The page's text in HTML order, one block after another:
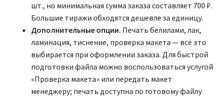
шт., но минимальная сумма заказа составляет 700 ₽.
Большие тиражи обходятся дешевле за единицу.
Дополнительные опции. Печать белилами, лак,
ламинация, тиснение, проверка макета — всё это
выбирается при оформлении заказа. Для быстрой
подготовки файла можно воспользоваться услугой
«Проверка макета» или передать макет
менеджеру; печать доступна по готовому файлу